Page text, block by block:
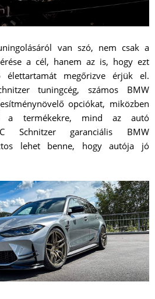
van szó, nem csak a
a cél, hanem az is, hogy ezt
élettartamát megőrizve érjük el.
tuningcég, számos BMW
opciókat, miközben
a termékekre, mind az autó
Schnitzer garanciális BMW
lehet benne, hogy autója jó